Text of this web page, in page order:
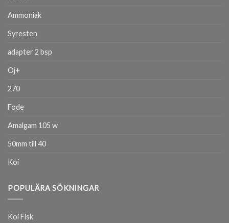
Ammoniak
Syresten
adapter 2 bsp
Oj+
270
Fode
Amalgam 105 w
50mm till 40
Koi
POPULÄRA SÖKNINGAR
Koi Fisk